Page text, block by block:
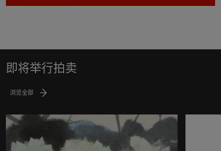
即将举行拍卖
浏览全部
34
中
的